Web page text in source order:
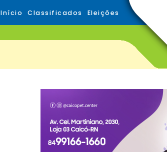
Início Classificados Eleições